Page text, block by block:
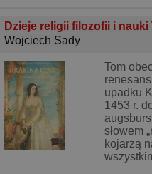
Dzieje religii filozofii i
Wojciech Sady
Tom
upadku
1453 r.
słowem
kojarzą